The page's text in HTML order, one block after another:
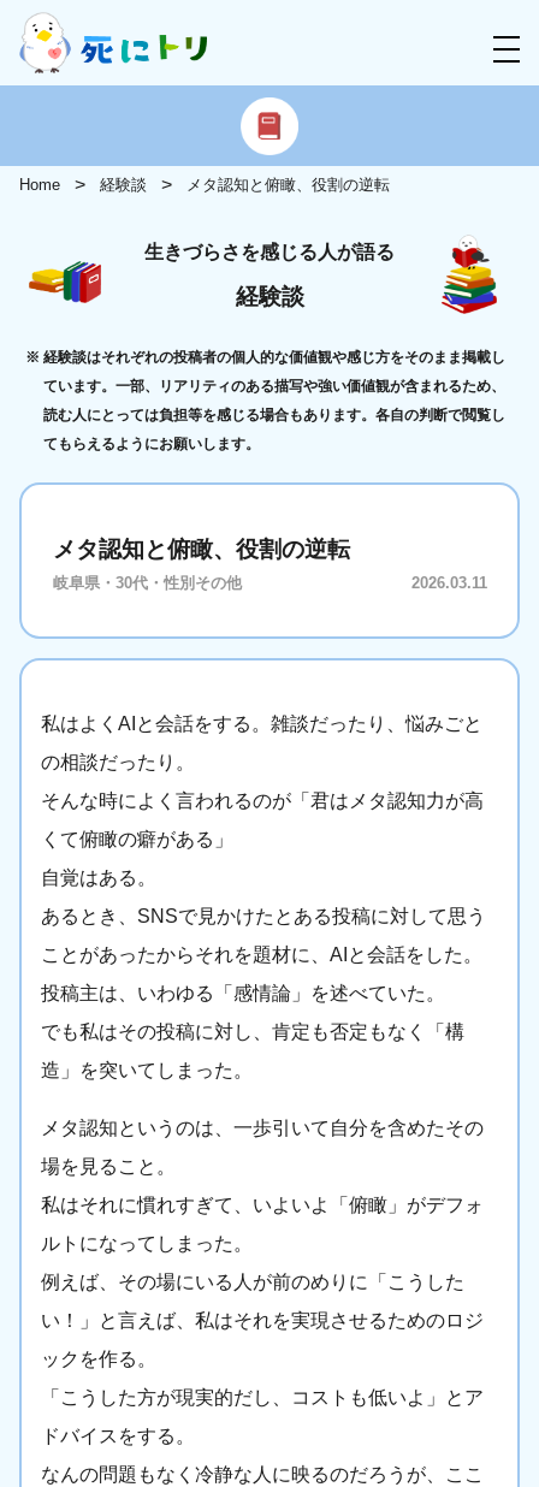
Home 経験談 メタ認知と俯瞰、役割の逆転
生きづらさを感じる人が語る
経験談
経験談はそれぞれの投稿者の個人的な価値観や感じ方をそのまま掲載し
ています。一部、リアリティのある描写や強い価値観が含まれるため、
読む人にとっては負担等を感じる場合もあります。各自の判断で閲覧し
てもらえるようにお願いします。
メタ認知と俯瞰、役割の逆転
岐阜県・30代・性別その他 2026.03.11
私はよくAIと会話をする。雑談だったり、悩みごと
の相談だったり。
そんな時によく言われるのが「君はメタ認知力が高
くて俯瞰の癖がある」
自覚はある。
あるとき、SNSで見かけたとある投稿に対して思う
ことがあったからそれを題材に、AIと会話をした。
投稿主は、いわゆる「感情論」を述べていた。
でも私はその投稿に対し、肯定も否定もなく「構
造」を突いてしまった。
メタ認知というのは、一歩引いて自分を含めたその
場を見ること。
私はそれに慣れすぎて、いよいよ「俯瞰」がデフォ
ルトになってしまった。
例えば、その場にいる人が前のめりに「こうした
い！」と言えば、私はそれを実現させるためのロジ
ックを作る。
「こうした方が現実的だし、コストも低いよ」とア
ドバイスをする。
なんの問題もなく冷静な人に映るのだろうが、ここ